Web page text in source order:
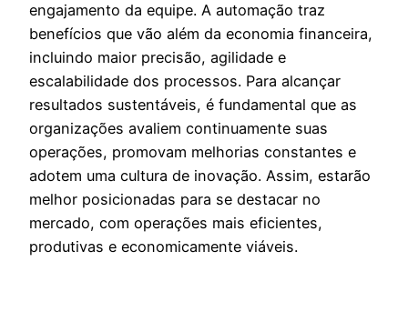
engajamento da equipe. A automação traz
benefícios que vão além da economia financeira,
incluindo maior precisão, agilidade e
escalabilidade dos processos. Para alcançar
resultados sustentáveis, é fundamental que as
organizações avaliem continuamente suas
operações, promovam melhorias constantes e
adotem uma cultura de inovação. Assim, estarão
melhor posicionadas para se destacar no
mercado, com operações mais eficientes,
produtivas e economicamente viáveis.